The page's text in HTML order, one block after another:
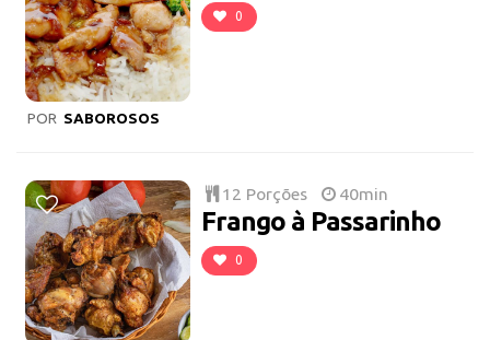
0
POR SABOROSOS
12 Porções 40min
Frango à Passarinho
0